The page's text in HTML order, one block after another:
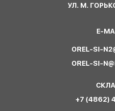
УЛ. М.
E-
OREL-SI-
OREL-SI-
+7 (4862)